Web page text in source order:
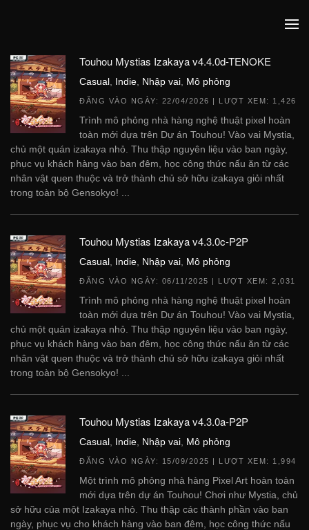
Touhou Mystias Izakaya v4.4.0d-TENOKE
Casual Indie Nhập vai Mô phỏng
ĐĂNG VÀO NGÀY: 22/04/2026 | LƯỢT XEM: 1,426
Trình mô phỏng nhà hàng nghệ thuật pixel hoàn
toàn mới dựa trên Dự án Touhou! Vào vai Mystia,
chủ một quán izakaya nhỏ. Thu thập nguyên liệu vào ban ngày,
phục vụ khách hàng vào ban đêm, học công thức nấu ăn từ các
nhân vật quen thuộc và trở thành chủ sở hữu izakaya giỏi nhất
trong toàn bộ Gensokyo! ...
Touhou Mystias Izakaya v4.3.0c-P2P
Casual Indie Nhập vai Mô phỏng
ĐĂNG VÀO NGÀY: 06/11/2025 | LƯỢT XEM: 2,031
Trình mô phỏng nhà hàng nghệ thuật pixel hoàn
toàn mới dựa trên Dự án Touhou! Vào vai Mystia,
chủ một quán izakaya nhỏ. Thu thập nguyên liệu vào ban ngày,
phục vụ khách hàng vào ban đêm, học công thức nấu ăn từ các
nhân vật quen thuộc và trở thành chủ sở hữu izakaya giỏi nhất
trong toàn bộ Gensokyo! ...
Touhou Mystias Izakaya v4.3.0a-P2P
Casual Indie Nhập vai Mô phỏng
ĐĂNG VÀO NGÀY: 15/09/2025 | LƯỢT XEM: 1,994
Một trình mô phỏng nhà hàng Pixel Art hoàn toàn
mới dựa trên dự án Touhou! Chơi như Mystia, chủ
sở hữu của một Izakaya nhỏ. Thu thập các thành phần vào ban
ngày, phục vụ cho khách hàng vào ban đêm, học công thức nấu